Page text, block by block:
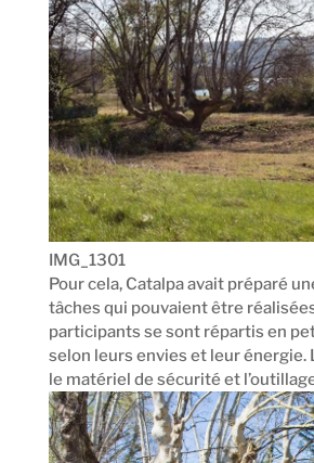
IMG_1301
Pour cela, Catalpa avait préparé
tâches qui pouvaient être
participants se sont répartis en
selon leurs envies et leur énergie.
le matériel de sécurité et